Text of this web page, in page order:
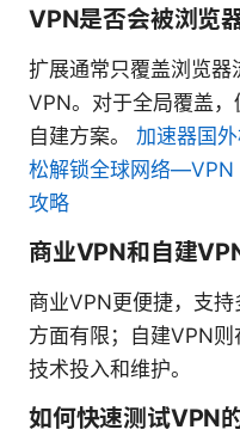
VPN是否会被浏览
扩展通常只覆盖浏览器
VPN。对于全局覆盖
自建方案。 加速器国
松解锁全球网络—VPN
攻略
商业VPN和自建
商业VPN更便捷，支
方面有限；自建VPN
技术投入和维护。
如何快速测试VPN